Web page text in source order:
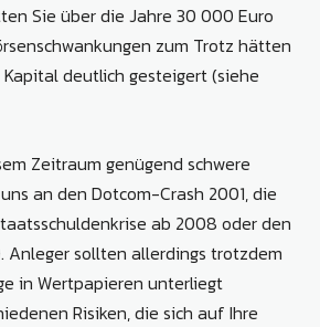
Sie über die Jahre 30 000 Euro
zum Trotz hätten
deutlich gesteigert (siehe
Zeitraum genügend schwere
an den Dotcom-Crash 2001, die
ab 2008 oder den
Anleger sollten allerdings trotzdem
in Wertpapieren unterliegt
Risiken, die sich auf Ihre